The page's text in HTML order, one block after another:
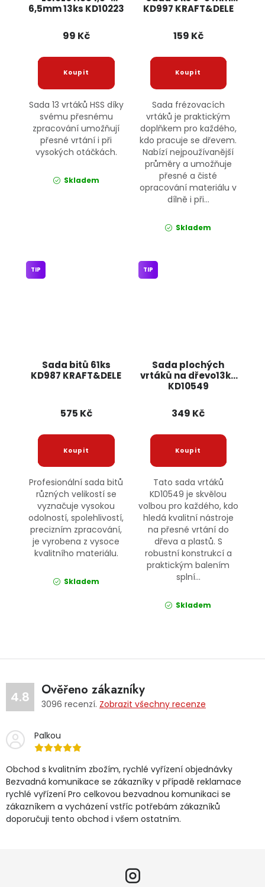
6,5mm 13ks KD10223
99 Kč
Sada 13 vrtáků HSS díky
svému přesnému
zpracování umožňují
přesné vrtání i při
vysokých otáčkách.
Skladem
KD997 KRAFT&DELE
159 Kč
Sada frézovacích
vrtáků je praktickým
doplňkem pro každého,
kdo pracuje se dřevem.
Nabízí nejpoužívanější
průměry a umožňuje
přesné a čisté
opracování materiálu v
dílně i při...
Skladem
Sada bitů 61ks
KD987 KRAFT&DELE
TIP
575 Kč
Profesionální sada bitů
různých velikostí se
vyznačuje vysokou
odolností, spolehlivostí,
precizním zpracování,
je vyrobena z vysoce
kvalitního materiálu.
Skladem
Sada plochých
vrtáků na dřevo13ks
KD10549
TIP
349 Kč
Tato sada vrtáků
KD10549 je skvělou
volbou pro každého, kdo
hledá kvalitní nástroje
na přesné vrtání do
dřeva a plastů. S
robustní konstrukcí a
praktickým balením
splní...
Skladem
4.8 Ověřeno zákazníky
3096 recenzí. Zobrazit všechny recenze
Palkou
Obchod s kvalitním zbožím, rychlé vyřízení objednávky
Bezvadná komunikace se zákazníky v případě reklamace
rychlé vyřízení Pro celkovou bezvadnou komunikaci se
zákazníkem a vycházení vstříc potřebám zákazníků
doporučuji tento obchod i všem ostatním.